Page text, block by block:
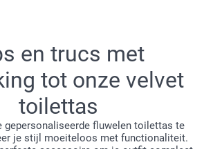
en trucs met
tot onze velvet
toilettas
gepersonaliseerde fluwelen toilettas te
je stijl moeiteloos met functionaliteit.